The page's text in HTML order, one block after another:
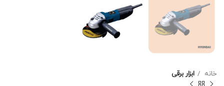
خانه ابزار برقی